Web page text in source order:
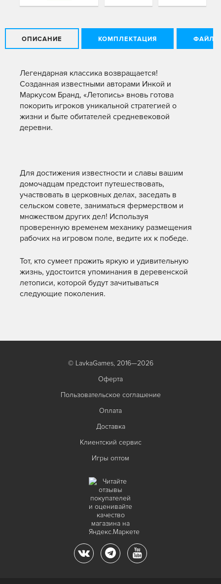
ОПИСАНИЕ КОМПЛЕКТАЦИЯ ФАЙЛЫ
Легендарная классика возвращается!
Созданная известными авторами Инкой и
Маркусом Бранд, «Летопись» вновь готова
покорить игроков уникальной стратегией о
жизни и быте обитателей средневековой
деревни.
Для достижения известности и славы вашим
домочадцам предстоит путешествовать,
участвовать в церковных делах, заседать в
сельском совете, заниматься фермерством и
множеством других дел! Используя
проверенную временем механику размещения
рабочих на игровом поле, ведите их к победе.
Тот, кто сумеет прожить яркую и удивительную
жизнь, удостоится упоминания в деревенской
летописи, которой будут зачитываться
следующие поколения.
© LavkaGames, 2016—2026
Оферта
Пользовательское соглашение
Оплата
Доставка
Клиентский сервис
Игры оптом